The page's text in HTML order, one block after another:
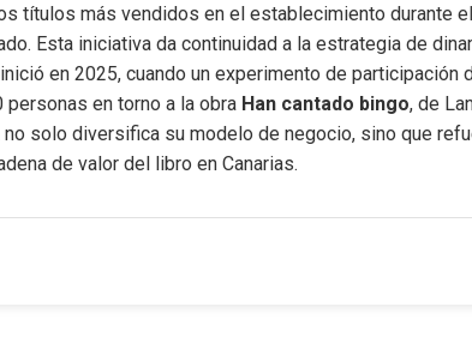
títulos más vendidos en el establecimiento durante
Esta iniciativa da continuidad a la estrategia de
en 2025, cuando un experimento de participación
en torno a la obra Han cantado bingo, de
solo diversifica su modelo de negocio, sino que
de valor del libro en Canarias.